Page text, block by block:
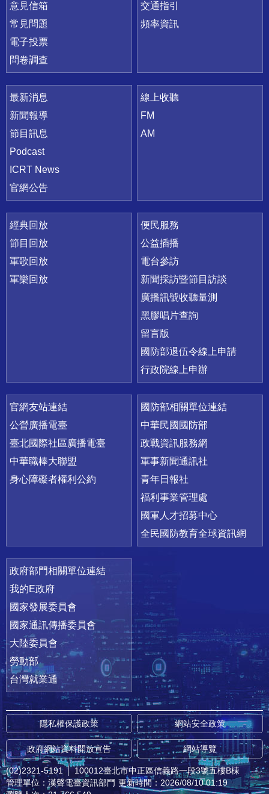
意見信箱
常見問題
電子投票
問卷調查
交通指引
頻率資訊
最新消息
新聞報導
節目訊息
Podcast
ICRT News
官網公告
線上收聽
FM
AM
經典回放
節目回放
軍歌回放
軍樂回放
便民服務
公益插播
電台參訪
新聞採訪暨節目訪談
廣播訊號收聽量測
黑膠唱片查詢
留言版
國防部退伍令線上申請
行政院線上申辦
官網友站連結
公營廣播電臺
臺北國際社區廣播電臺
中華職棒大聯盟
身心障礙者權利公約
國防部相關單位連結
中華民國國防部
政戰資訊服務網
軍事新聞通訊社
青年日報社
福利事業管理處
國軍人才招募中心
全民國防教育全球資訊網
政府部門相關單位連結
我的E政府
國家發展委員會
國家通訊傳播委員會
大陸委員會
勞動部
台灣就業通
隱私權保護政策 網站安全政策
政府網站資料開放宣告 網站導覽
(02)2321-5191 │ 100012臺北市中正區信義路一段3號五樓B棟
管理單位：漢聲電臺資訊部門 更新時間：2026/08/10 01:19